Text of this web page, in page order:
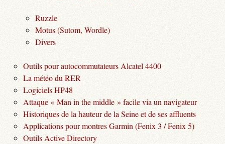
Ruzzle
Motus (Sutom, Wordle)
Divers
Outils pour autocommutateurs Alcatel 4400
La météo du RER
Logiciels HP48
Attaque « Man in the middle » facile via un navigateur
Historiques de la hauteur de la Seine et de ses affluents
Applications pour montres Garmin (Fenix 3 / Fenix 5)
Outils Active Directory